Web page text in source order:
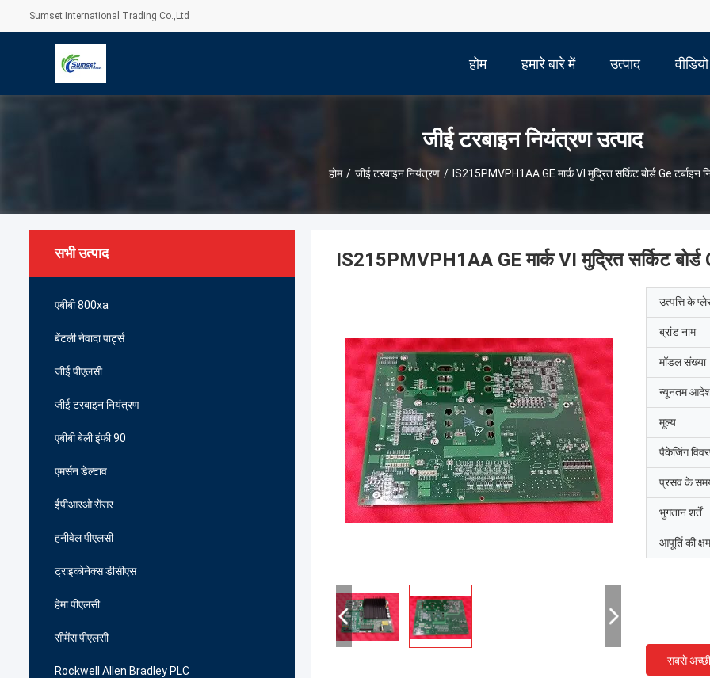
Sumset International Trading Co.,Ltd
होम हमारे बारे में उत्पाद वीडियो
जीई टरबाइन नियंत्रण उत्पाद
होम / जीई टरबाइन नियंत्रण / IS215PMVPH1AA GE मार्क VI मुद्रित सर्किट बोर्ड Ge टर्बाइन
सभी उत्पाद
एबीबी 800xa
बेंटली नेवादा पार्ट्स
जीई पीएलसी
जीई टरबाइन नियंत्रण
एबीबी बेली इंफी 90
एमर्सन डेल्टाव
ईपीआरओ सेंसर
हनीवेल पीएलसी
ट्राइकोनेक्स डीसीएस
हेमा पीएलसी
सीमेंस पीएलसी
Rockwell Allen Bradley PLC
IS215PMVPH1AA GE मार्क VI मुद्रित सर्किट बोर्ड
उत्पत्ति के
ब्रांड नाम
मॉडल संख्या
न्यूनतम आदेश
मूल्य
पैकेजिंग
प्रसव के
भुगतान शर्तें
आपूर्ति की
सबसे